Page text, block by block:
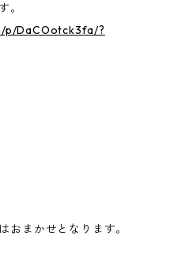
。
p/DaCOotck3fa/?
まかせとなります。